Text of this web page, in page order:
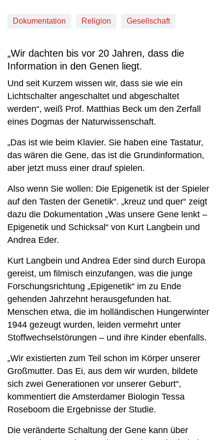
Dokumentation Religion Gesellschaft
„Wir dachten bis vor 20 Jahren, dass die
Information in den Genen liegt.
Und seit Kurzem wissen wir, dass sie wie ein
Lichtschalter angeschaltet und abgeschaltet
werden“, weiß Prof. Matthias Beck um den Zerfall
eines Dogmas der Naturwissenschaft.
„Das ist wie beim Klavier. Sie haben eine Tastatur,
das wären die Gene, das ist die Grundinformation,
aber jetzt muss einer drauf spielen.
Also wenn Sie wollen: Die Epigenetik ist der Spieler
auf den Tasten der Genetik“. „kreuz und quer“ zeigt
dazu die Dokumentation „Was unsere Gene lenkt –
Epigenetik und Schicksal“ von Kurt Langbein und
Andrea Eder.
Kurt Langbein und Andrea Eder sind durch Europa
gereist, um filmisch einzufangen, was die junge
Forschungsrichtung „Epigenetik“ im zu Ende
gehenden Jahrzehnt herausgefunden hat.
Menschen etwa, die im holländischen Hungerwinter
1944 gezeugt wurden, leiden vermehrt unter
Stoffwechselstörungen – und ihre Kinder ebenfalls.
„Wir existierten zum Teil schon im Körper unserer
Großmutter. Das Ei, aus dem wir wurden, bildete
sich zwei Generationen vor unserer Geburt“,
kommentiert die Amsterdamer Biologin Tessa
Roseboom die Ergebnisse der Studie.
Die veränderte Schaltung der Gene kann über